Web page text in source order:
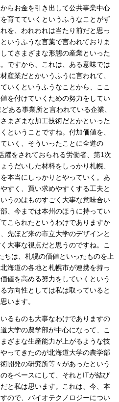
らお金を引き出して公共事業中心
育てていくというふうなことがず
を、われわれは当たり前だと思っ
いうふうな言葉で言われておりま
てさまざまな形態の産業といった
ですから、これは、ある意味では
産業だとかいうふうに言われて、
いくというふうなことから、ここ
を付けていくための努力をしてい
ある事業所と言われている企業、
まざまな加工技術だとかといった
ということですね。付加価値を、
いく、そういったことに全道の
躍をされておられる労働者、第1次
うだいした材料をしっかり札幌、
本当にしっかりとやっていく。あ
すく、買い求めやすくする工夫と
うのはものすごく大事な意味合い
、今までは本州のほうに持ってい
こられたというわけでありますか
先ほど来の市立大学のデザインと
大事な視点だと思うのですね。こ
ちは、札幌の価値といったものを上
海道の各地と札幌市が連携を持っ
値を高める努力をしていくという
方向性としては私は取っていると
います。
るものも大事なわけでありますの
大学の農学部が中心になって、こ
ざまな生産能力が上がるような技
ってきたのが北海道大学の農学部
開発の研究所等々があったという
をベースにして、それとITが結び
と私は思います。これは、今、本
ので、バイオテクノロジーについ